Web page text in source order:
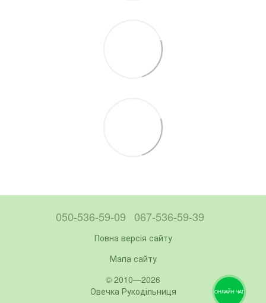
050-536-59-09 067-536-59-39
Повна версія сайту
Мапа сайту
© 2010—2026
Овечка Рукодільниця
ОНЛАЙН ЧАТ